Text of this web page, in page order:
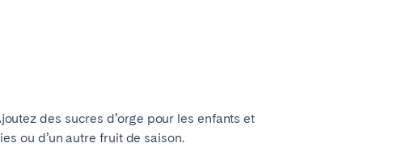
des sucres d’orge pour les enfants et
ou d’un autre fruit de saison.